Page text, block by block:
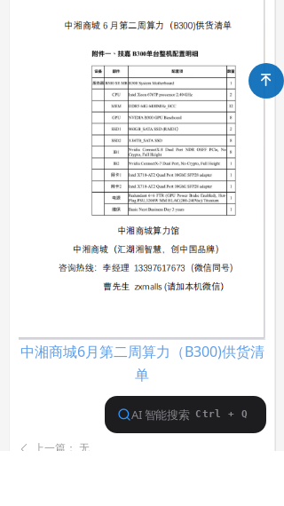
녠
中湘商城6月第二周算力（B300)供货清
单
ꄴ 上一篇： 无